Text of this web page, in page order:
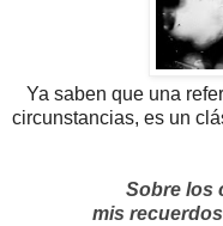
Ya saben que una
circunstancias, es un
Sobre los
mis